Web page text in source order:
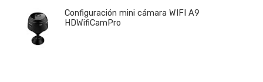
Configuración mini cámara WIFI A9
HDWifiCamPro